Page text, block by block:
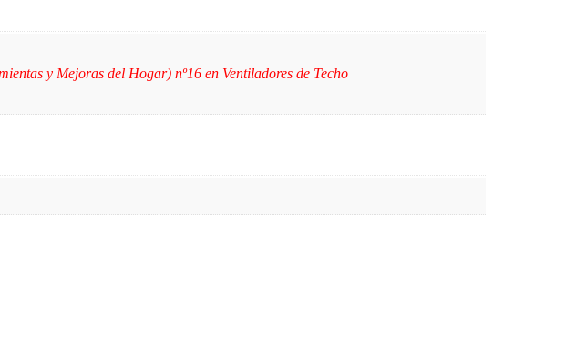
y Mejoras del Hogar) nº16 en Ventiladores de Techo